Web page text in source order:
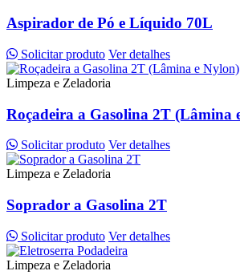
Aspirador de Pó e Líquido 70L
Solicitar produto Ver detalhes
Limpeza e Zeladoria
Roçadeira a Gasolina 2T (Lâmina
Solicitar produto Ver detalhes
Limpeza e Zeladoria
Soprador a Gasolina 2T
Solicitar produto Ver detalhes
Limpeza e Zeladoria